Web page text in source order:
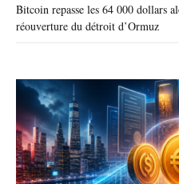
Bitcoin repasse les 64 000 dollars
réouverture du détroit d’Ormuz